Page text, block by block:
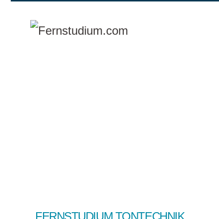
Zum Hauptinhalt springen
FERNSTUDIUM TONTECHNIK